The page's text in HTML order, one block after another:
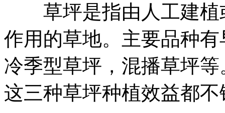
草坪是指由人工建植
作用的草地。主要品种
冷季型草坪，混播草坪
这三种草坪种植效益都不